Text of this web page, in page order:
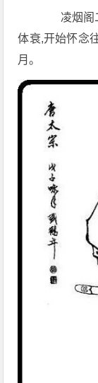
凌烟阁二
体衰,开始怀念
月。